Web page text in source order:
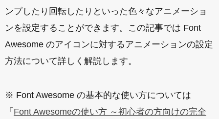
ンプしたり回転したりといった色々なアニメーショ
ンを設定することができます。この記事では Font
Awesome のアイコンに対するアニメーションの設定
方法について詳しく解説します。
※ Font Awesome の基本的な使い方については
「 Font Awesomeの使い方 ～初心者の方向けの完全